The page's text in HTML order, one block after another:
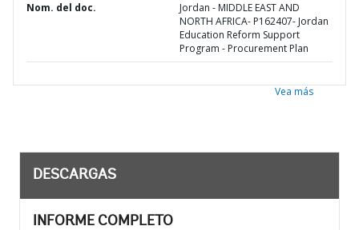
Nom. del doc.
Jordan - MIDDLE EAST AND
NORTH AFRICA- P162407- Jordan
Education Reform Support
Program - Procurement Plan
Vea más
DESCARGAS
INFORME COMPLETO